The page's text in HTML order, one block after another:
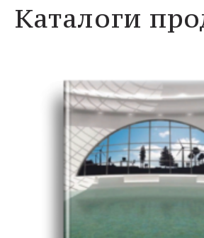
Каталоги